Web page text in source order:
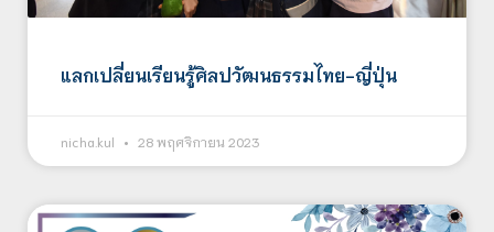
แลกเปลี่ยนเรียนรู้ศิลปวัฒนธรรมไทย-ญี่ปุ่น
nicha.kul 28 พฤศจิกายน 2023